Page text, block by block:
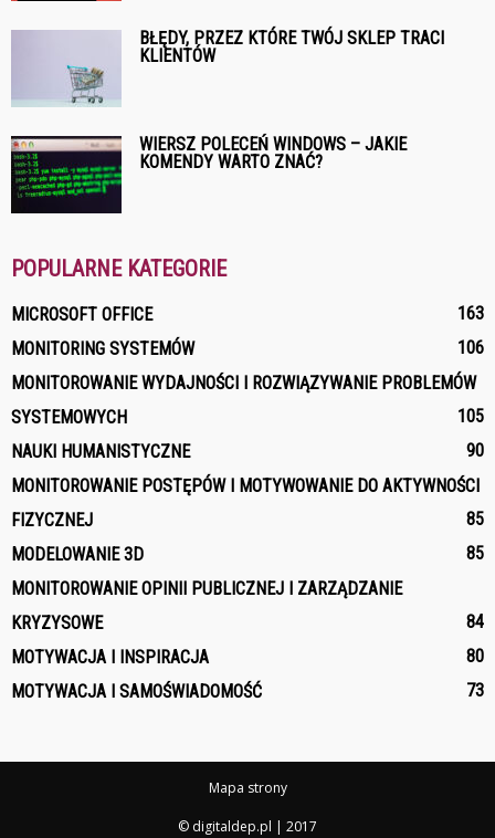
BŁĘDY, PRZEZ KTÓRE TWÓJ SKLEP TRACI
KLIENTÓW
WIERSZ POLECEŃ WINDOWS – JAKIE
KOMENDY WARTO ZNAĆ?
POPULARNE KATEGORIE
MICROSOFT OFFICE
163
MONITORING SYSTEMÓW
106
MONITOROWANIE WYDAJNOŚCI I ROZWIĄZYWANIE PROBLEMÓW
SYSTEMOWYCH
105
NAUKI HUMANISTYCZNE
90
MONITOROWANIE POSTĘPÓW I MOTYWOWANIE DO AKTYWNOŚCI
FIZYCZNEJ
85
MODELOWANIE 3D
85
MONITOROWANIE OPINII PUBLICZNEJ I ZARZĄDZANIE
KRYZYSOWE
84
MOTYWACJA I INSPIRACJA
80
MOTYWACJA I SAMOŚWIADOMOŚĆ
73
Mapa strony
© digitaldep.pl | 2017